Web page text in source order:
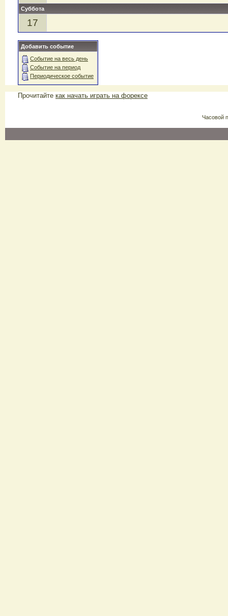
Суббота
17
Добавить событие
Событие на весь день
Событие на период
Периодическое событие
Прочитайте как начать играть на форексе
Часовой